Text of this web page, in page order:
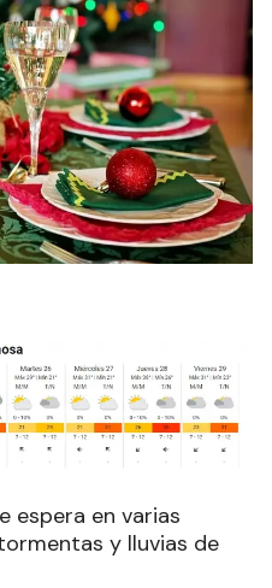
espera en varias
y lluvias de